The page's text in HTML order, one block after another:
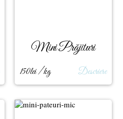
Mini Prăjituri
150lei / kg Descriere